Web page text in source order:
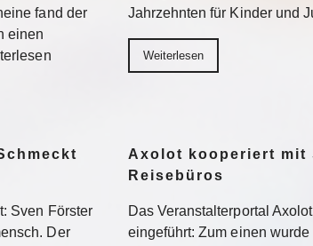
fand der
einen
Jahrzehnten für Kinder und
Weiterlesen
Sven Förster
Der
Axolot kooperiert mit
Reisebüros
Das Veranstalterportal
eingeführt: Zum einen